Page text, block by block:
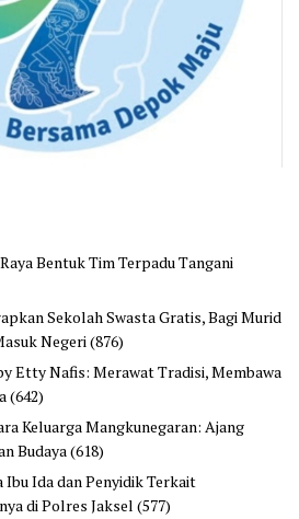
Bentuk Tim Terpadu Tangani
Sekolah Swasta Gratis, Bagi Murid
Negeri (876)
Etty Nafis: Merawat Tradisi, Membawa
(642)
Keluarga Mangkunegaran: Ajang
Budaya (618)
Ida dan Penyidik Terkait
di Polres Jaksel (577)